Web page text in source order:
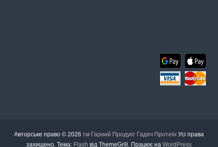
Авторське право © 2026 тм Гарний Продукт Гадяч Протеїн Усі права
захищено. Тема: Flash від ThemeGrill. Працює на WordPress